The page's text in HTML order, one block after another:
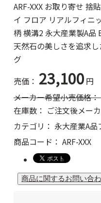
ARF-XXX お取り寄せ 捨
イ フロア リアルフィニ
柄 横溝2 永大産業製A品
天然石の美しさを追求
グ
売価： 23,100 円
メーカー希望小売価格：
在庫数： ご注文後メー
カテゴリ： 永大産業A品
商品コード： ARF-XXX